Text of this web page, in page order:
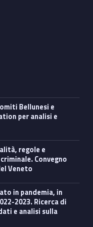
per analisi e
Convegno
Veneto
2023. Ricerca di
e analisi sulla